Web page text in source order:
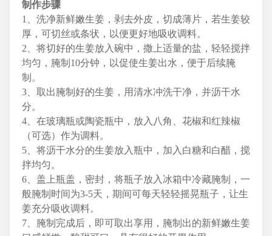
制作步骤
1、洗净新鲜嫩生姜，剥去外皮，切成薄片，若生姜较
厚，可切丝或条状，以便更好地吸收调料。
2、将切好的生姜放入碗中，撒上适量的盐，轻轻搅拌
均匀，腌制10分钟，以促使生姜出水，便于后续腌
制。
3、取出腌制好的生姜，用清水冲洗干净，并沥干水
分。
4、在玻璃瓶或陶瓷瓶中，放入八角、花椒和红辣椒
（可选）作为调料。
5、将沥干水分的生姜放入瓶中，加入白糖和白醋，搅
拌均匀。
6、盖上瓶盖，密封，将瓶子放入冰箱中冷藏腌制，一
般腌制时间为3-5天，期间可每天轻轻摇晃瓶子，让生
姜充分吸收调料。
7、腌制完成后，即可取出享用，腌制出的新鲜嫩生姜